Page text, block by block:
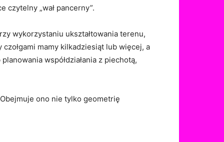
„wał pancerny”.
wykorzystaniu ukształtowania terenu,
mamy kilkadziesiąt lub więcej, a
współdziałania z piechotą,
ono nie tylko geometrię